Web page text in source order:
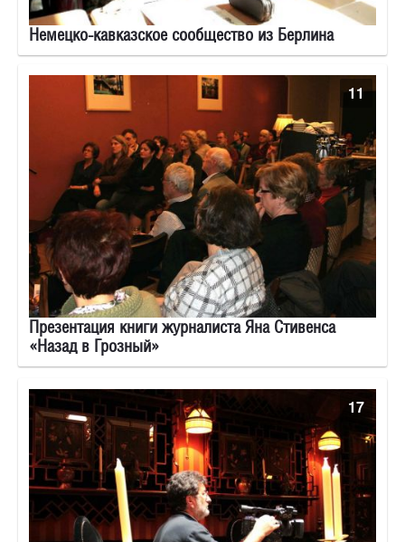
Немецко-кавказское сообщество из Берлина
Презентация книги журналиста Яна Стивенса
«Назад в Грозный»
11
17